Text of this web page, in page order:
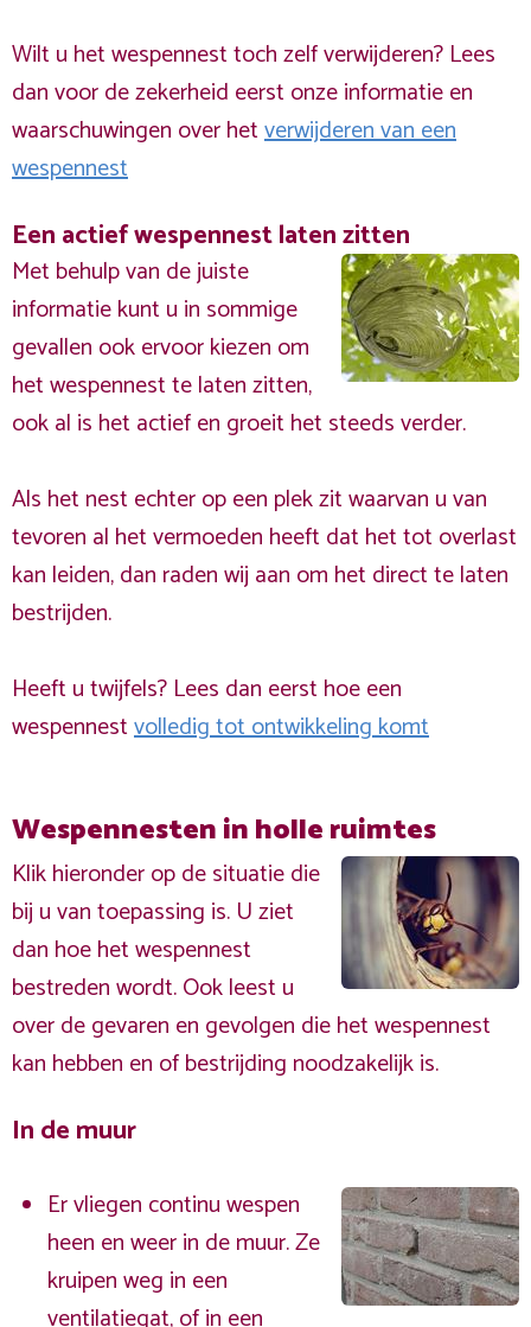
Wilt u het wespennest toch zelf verwijderen? Lees
dan voor de zekerheid eerst onze informatie en
waarschuwingen over hetverwijderen van een
wespennest
Een actief wespennest laten zitten
Met behulp van de juiste
informatie kunt u in sommige
gevallen ook ervoor kiezen om
het wespennest te laten zitten,
ook al is het actief en groeit het steeds verder.
Als het nest echter op een plek zit waarvan u van
tevoren al het vermoeden heeft dat het tot overlast
kan leiden, dan raden wij aan om het direct te laten
bestrijden.
Heeft u twijfels? Lees dan eerst hoe een
wespennestvolledig tot ontwikkeling komt
Wespennesten in holle ruimtes
Klik hieronder op de situatie die
bij u van toepassing is. U ziet
dan hoe het wespennest
bestreden wordt. Ook leest u
over de gevaren en gevolgen die het wespennest
kan hebben en of bestrijding noodzakelijk is.
In de muur
Er vliegen continu wespen
heen en weer in de muur. Ze
kruipen weg in een